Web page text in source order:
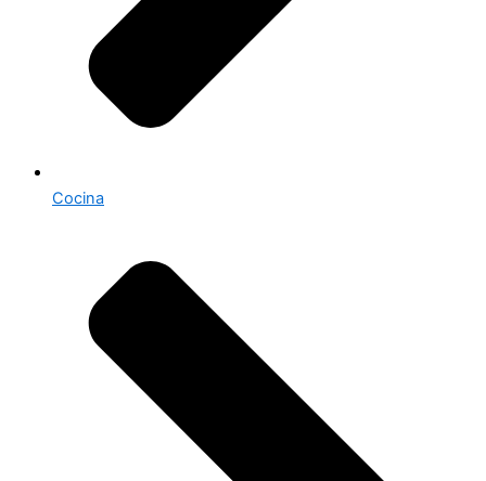
Cocina